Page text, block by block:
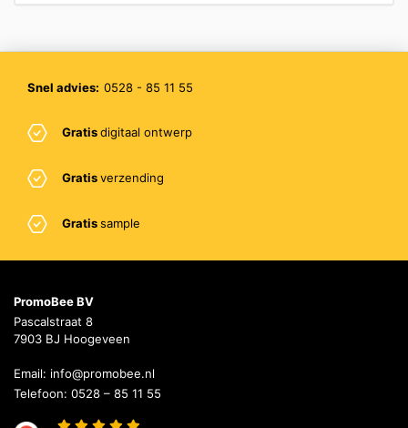
Snel advies: 0528 - 85 11 55
Gratisdigitaal ontwerp
Gratisverzending
Gratissample
PromoBee BV
Pascalstraat 8
7903 BJ Hoogeveen
Email: info@promobee.nl
Telefoon: 0528 – 85 11 55